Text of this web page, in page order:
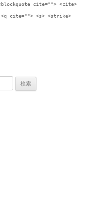
cite=""> <cite>
<q cite=""> <s> <strike>